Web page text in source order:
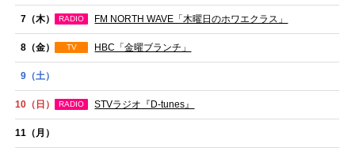
7 （木） RADIO FM NORTH WAVE「木曜日のホワエクラス」
8 （金） TV HBC「金曜ブランチ」
9 （土）
10 （日） RADIO STVラジオ『D-tunes』
11 （月）